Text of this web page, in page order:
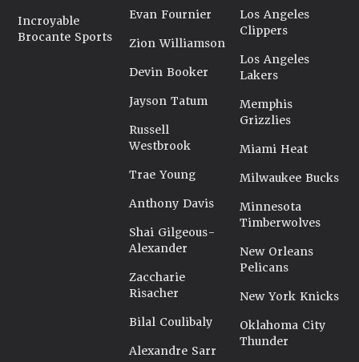
Incroyable
Brocante Sports
Evan Fournier
Zion Williamson
Devin Booker
Jayson Tatum
Russell
Westbrook
Trae Young
Anthony Davis
Shai Gilgeous-
Alexander
Zaccharie
Risacher
Bilal Coulibaly
Alexandre Sarr
Los Angeles
Clippers
Los Angeles
Lakers
Memphis
Grizzlies
Miami Heat
Milwaukee Bucks
Minnesota
Timberwolves
New Orleans
Pelicans
New York Knicks
Oklahoma City
Thunder